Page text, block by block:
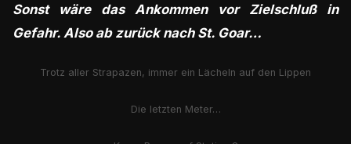
Sonst wäre das Ankommen vor Zielschluß in
Gefahr. Also ab zurück nach St. Goar…
Trotz aller Strapazen, immer ein Lächeln auf den Lippen
Die letzten Meter…